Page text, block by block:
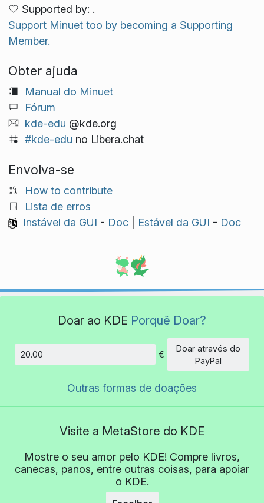
Supported by: .
Support Minuet too by becoming a Supporting
Member.
Obter ajuda
Manual do Minuet
Fórum
kde-edu @kde.org
#kde-edu no Libera.chat
Envolva-se
How to contribute
Lista de erros
Instável da GUI - Doc| Estável da GUI - Doc
Doar ao KDE Porquê Doar?
Montante
€
Doar através do
PayPal
Outras formas de doações
Visite a MetaStore do KDE
Mostre o seu amor pelo KDE! Compre livros,
canecas, panos, entre outras coisas, para apoiar
o KDE.